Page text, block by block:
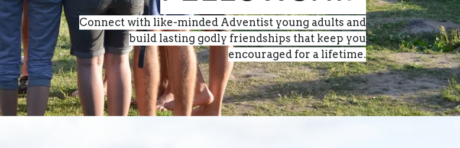
Connect with like-minded Adventist young adults and
build lasting godly friendships that keep you
encouraged for a lifetime. ​